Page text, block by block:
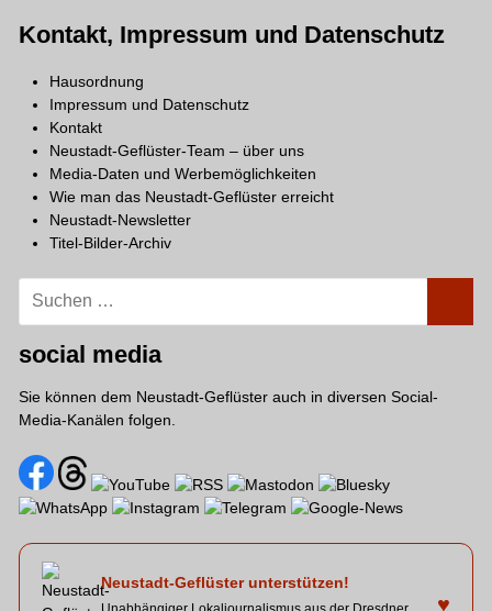
Kontakt, Impressum und Datenschutz
Hausordnung
Impressum und Datenschutz
Kontakt
Neustadt-Geflüster-Team – über uns
Media-Daten und Werbemöglichkeiten
Wie man das Neustadt-Geflüster erreicht
Neustadt-Newsletter
Titel-Bilder-Archiv
nach:
social media
Sie können dem Neustadt-Geflüster auch in diversen Social-
Media-Kanälen folgen.
Neustadt-Geflüster unterstützen!
♥